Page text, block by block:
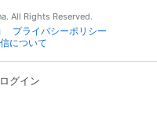
All Rights Reserved.
プライバシーポリシー
について
ログイン